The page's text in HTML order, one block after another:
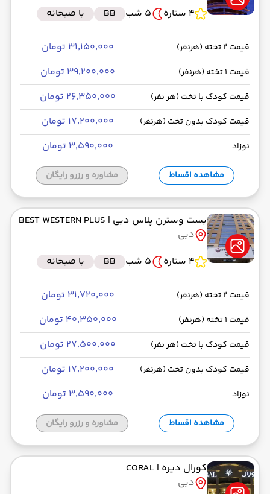
4 ستاره
5 شب BB با صبحانه
قیمت 2 تخته (هرنفر) ۳۱٬۱۵۰٬۰۰۰ تومان
قیمت 1 تخته (هرنفر) ۳۹٬۲۰۰٬۰۰۰ تومان
قیمت کودک با تخت (هر نفر) ۲۶٬۳۵۰٬۰۰۰ تومان
قیمت کودک بدون تخت (هرنفر) ۱۷٬۲۰۰٬۰۰۰ تومان
نوزاد ۳٬۵۹۰٬۰۰۰ تومان
مشاهده اقساط مشاوره و رزرو رایگان
بست وسترن پلاس دبی | BEST WESTERN PLUS
دبی
4 ستاره
5 شب BB با صبحانه
قیمت 2 تخته (هرنفر) ۳۱٬۷۲۰٬۰۰۰ تومان
قیمت 1 تخته (هرنفر) ۴۰٬۳۵۰٬۰۰۰ تومان
قیمت کودک با تخت (هر نفر) ۲۷٬۵۰۰٬۰۰۰ تومان
قیمت کودک بدون تخت (هرنفر) ۱۷٬۲۰۰٬۰۰۰ تومان
نوزاد ۳٬۵۹۰٬۰۰۰ تومان
مشاهده اقساط مشاوره و رزرو رایگان
کورال دیره | CORAL
دبی